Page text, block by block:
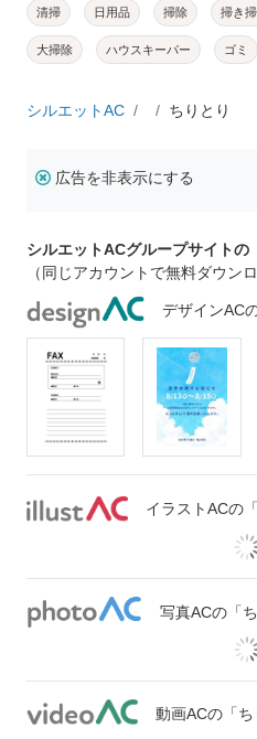
清掃 日用品 掃除 掃き
大掃除 ハウスキーパー ゴミ
シルエットAC ちりとり
広告を非表示にする
シルエットACグループサイトの
（同じアカウントで無料ダウン
デザインAC
イラストACの
写真ACの「
動画ACの「